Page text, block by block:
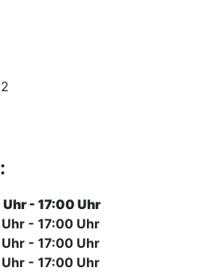
- 17:00 Uhr
- 17:00 Uhr
- 17:00 Uhr
- 17:00 Uhr